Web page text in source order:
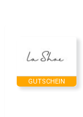
GUTSCHEIN